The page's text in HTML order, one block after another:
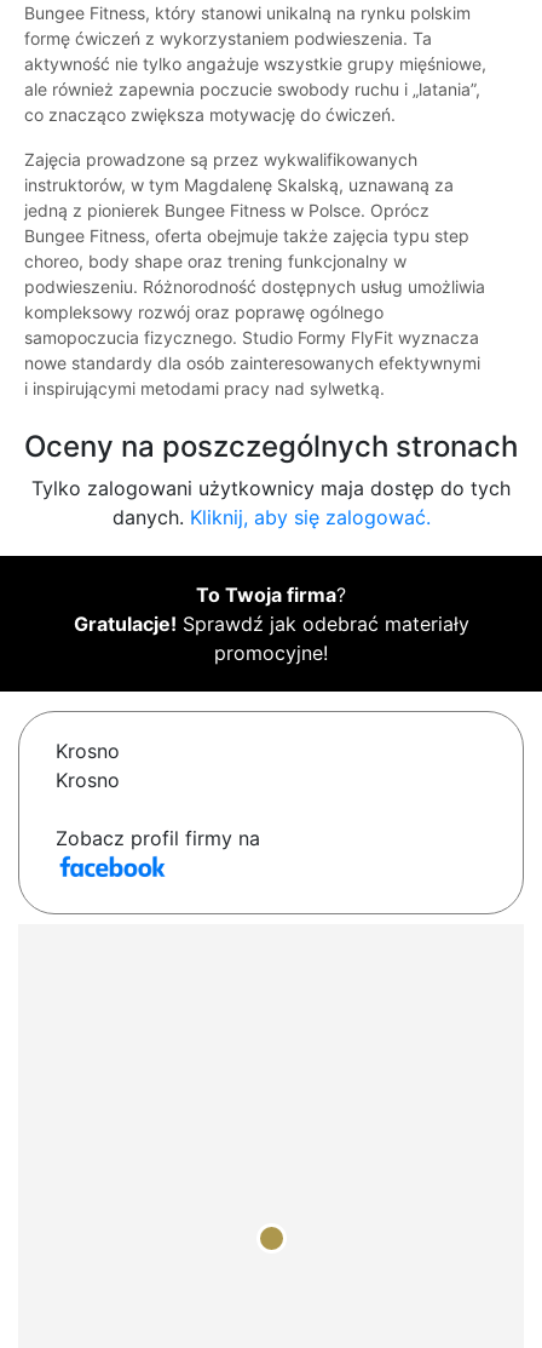
Bungee Fitness, który stanowi unikalną na rynku polskim
formę ćwiczeń z wykorzystaniem podwieszenia. Ta
aktywność nie tylko angażuje wszystkie grupy mięśniowe,
ale również zapewnia poczucie swobody ruchu i „latania”,
co znacząco zwiększa motywację do ćwiczeń.
Zajęcia prowadzone są przez wykwalifikowanych
instruktorów, w tym Magdalenę Skalską, uznawaną za
jedną z pionierek Bungee Fitness w Polsce. Oprócz
Bungee Fitness, oferta obejmuje także zajęcia typu step
choreo, body shape oraz trening funkcjonalny w
podwieszeniu. Różnorodność dostępnych usług umożliwia
kompleksowy rozwój oraz poprawę ogólnego
samopoczucia fizycznego. Studio Formy FlyFit wyznacza
nowe standardy dla osób zainteresowanych efektywnymi
i inspirującymi metodami pracy nad sylwetką.
Oceny na poszczególnych stronach
Tylko zalogowani użytkownicy maja dostęp do tych
danych. Kliknij, aby się zalogować.
To Twoja firma?
Gratulacje! Sprawdź jak odebrać materiały
promocyjne!
Krosno
Krosno
Zobacz profil firmy na